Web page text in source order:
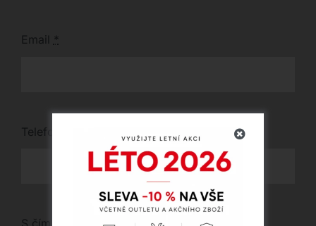
Email *
Telefon
S čím vám můžeme pomoci?